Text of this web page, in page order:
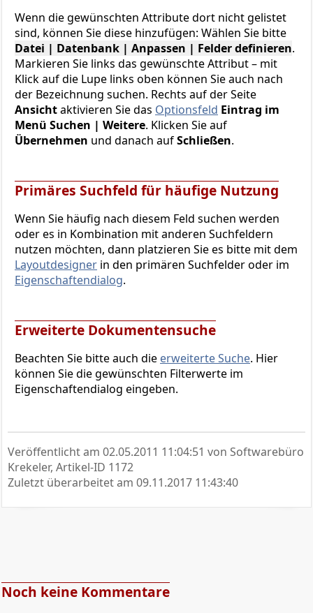
Wenn die gewünschten Attribute dort nicht gelistet
sind, können Sie diese hinzufügen: Wählen Sie bitte
Datei | Datenbank | Anpassen | Felder definieren.
Markieren Sie links das gewünschte Attribut – mit
Klick auf die Lupe links oben können Sie auch nach
der Bezeichnung suchen. Rechts auf der Seite
Ansichtaktivieren Sie das Optionsfeld Eintrag im
Menü Suchen | Weitere. Klicken Sie auf
Übernehmen und danach aufSchließen.
Primäres Suchfeld für häufige Nutzung
Wenn Sie häufig nach diesem Feld suchen werden
oder es in Kombination mit anderen Suchfeldern
nutzen möchten, dann platzieren Sie es bitte mit dem
Layoutdesigner in den primären Suchfelder oder im
Eigenschaftendialog.
Erweiterte Dokumentensuche
Beachten Sie bitte auch die erweiterte Suche. Hier
können Sie die gewünschten Filterwerte im
Eigenschaftendialog eingeben.
Veröffentlicht am 02.05.2011 11:04:51 von Softwarebüro
Krekeler, Artikel-ID 1172
Zuletzt überarbeitet am 09.11.2017 11:43:40
Noch keine Kommentare